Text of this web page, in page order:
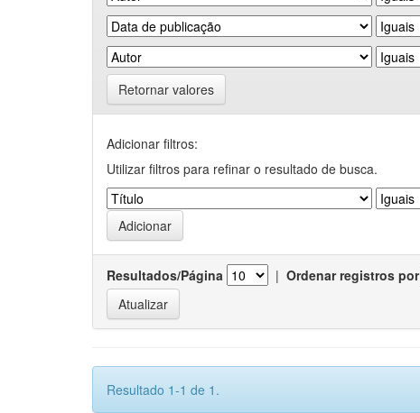
Retornar valores
Adicionar filtros:
Utilizar filtros para refinar o resultado de busca.
Resultados/Página | Ordenar registros por
Resultado 1-1 de 1.